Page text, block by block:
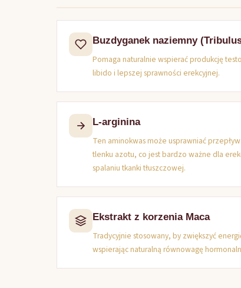
Buzdyganek naziemny
Pomaga naturalnie wspierać produkcję
libido i lepszej sprawności erekcyjnej.
L-arginina
Ten aminokwas może usprawniać
tlenku azotu, co jest bardzo ważne dla
spalaniu tkanki tłuszczowej.
Ekstrakt z korzenia Maca
Tradycyjnie stosowany, by zwiększyć
wspierając naturalną równowagę